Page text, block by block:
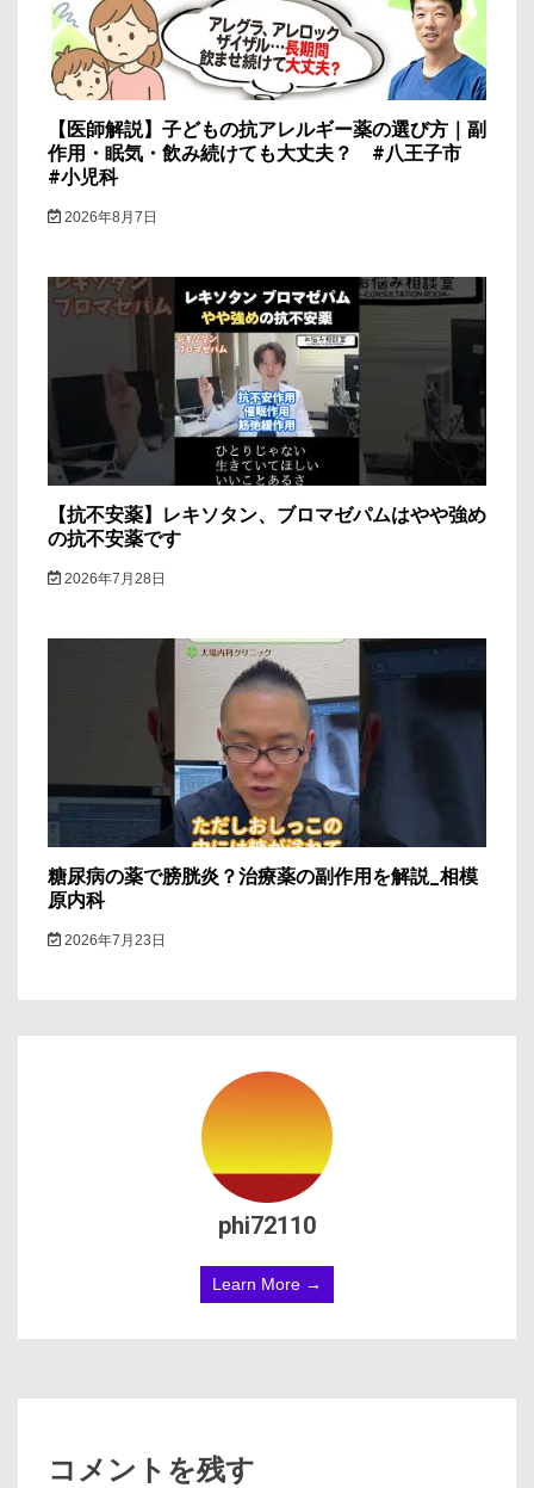
ン
【医師解説】子どもの抗アレルギー薬の選び方｜副
作用・眠気・飲み続けても大丈夫？ #八王子市
#小児科
2026年8月7日
【抗不安薬】レキソタン、ブロマゼパムはやや強め
の抗不安薬です
2026年7月28日
糖尿病の薬で膀胱炎？治療薬の副作用を解説_相模
原内科
2026年7月23日
phi72110
Learn More →
コメントを残す